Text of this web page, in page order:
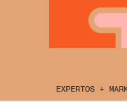
Ver Más
Ver Más
Ver Más
Ver Más
Equipo
Casos de
EXPERTOS +